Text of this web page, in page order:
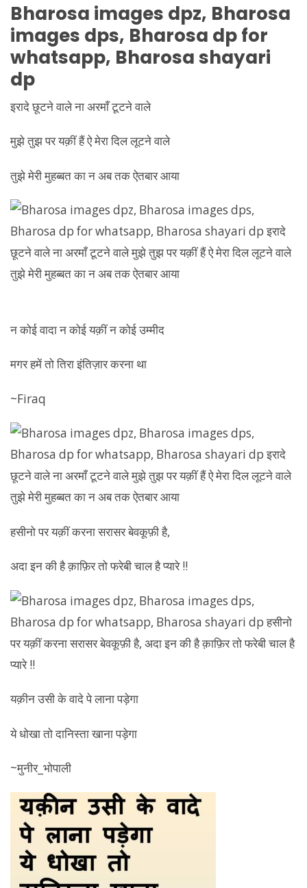
Bharosa images dpz, Bharosa
images dps, Bharosa dp for
whatsapp, Bharosa shayari
dp
इरादे छूटने वाले ना अरमाँ टूटने वाले
मुझे तुझ पर यक़ीं हैं ऐ मेरा दिल लूटने वाले
तुझे मेरी मुहब्बत का न अब तक ऐतबार आया
न कोई वादा न कोई यक़ीं न कोई उम्मीद
मगर हमें तो तिरा इंतिज़ार करना था
~Firaq
हसीनो पर यक़ीं करना सरासर बेवकूफ़ी है,
अदा इन की है क़ाफ़िर तो फरेबी चाल है प्यारे !!
यक़ीन उसी के वादे पे लाना पड़ेगा
ये धोखा तो दानिस्ता खाना पड़ेगा
~मुनीर_भोपाली